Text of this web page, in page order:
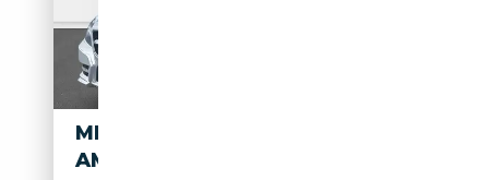
MERCEDES-BENZ CLS 250
AMG LINE *CAM *DIST+